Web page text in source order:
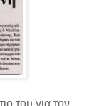
του για τον